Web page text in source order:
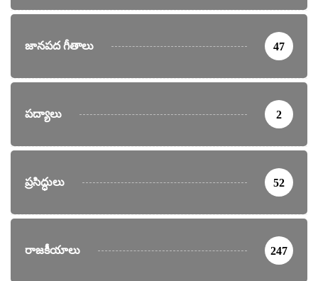
జానపద గీతాలు 47
పద్యాలు 2
ప్రసిద్ధులు 52
రాజకీయాలు 247